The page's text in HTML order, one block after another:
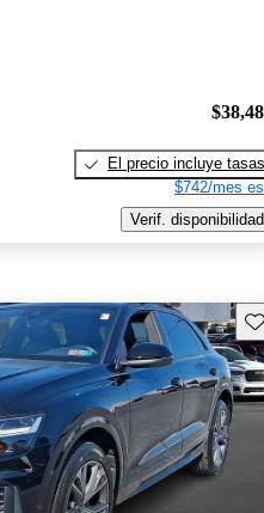
El precio incluye tasas
$742/mes
Verif. disponibilidad